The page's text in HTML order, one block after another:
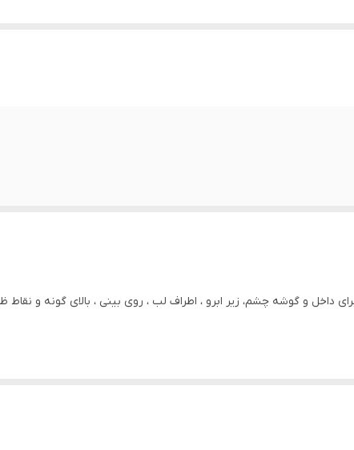
داخل و گوشه چشم، زیر ابرو ، اطراف لب ، روی بینی ، بالای گونه و